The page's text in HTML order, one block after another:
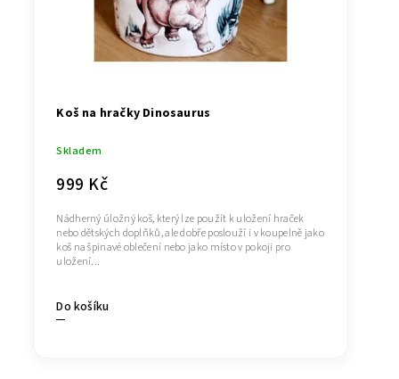
Koš na hračky Dinosaurus
Skladem
999 Kč
Do košíku
Nádherný úložný koš, který lze použít k uložení hraček
nebo dětských doplňků, ale dobře poslouží i v koupelně jako
koš na špinavé oblečení nebo jako místo v pokoji pro
uložení...